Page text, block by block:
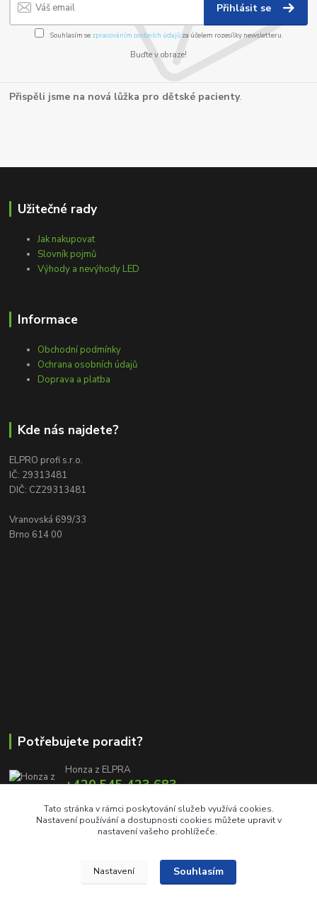
Přihlásit se
Souhlasím se zpracováním osobních údajůza účelem rozesílky newsletteru.
Buďte v obraze!
Přispěli jsme na nová lůžka pro dětské pacienty.
Užitečné rady
Jak nakupovat
Slovník pojmů
Výhody a nevýhody LED
Informace
Obchodní podmínky
Ochrana osobních údajů
Doprava a platba
Kde nás najdete?
ELPRO profi s.r.o.
IČ: 29313481
DIČ: CZ29313481
Vranovská 699/33
Brno 614 00
Potřebujete poradit?
Honza z ELPRA
+420 545 423 683
info@elproprofi.cz
Tato stránka v rámci poskytování služeb využívá cookies.
Nastavení používání a dostupnosti cookies můžete upravit v
nastavení vašeho prohlížeče.
Nastavení Souhlasím